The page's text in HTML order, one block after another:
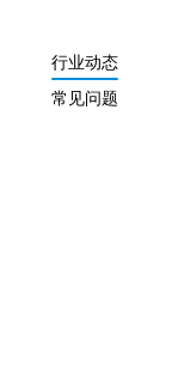
行业动态
常见问题